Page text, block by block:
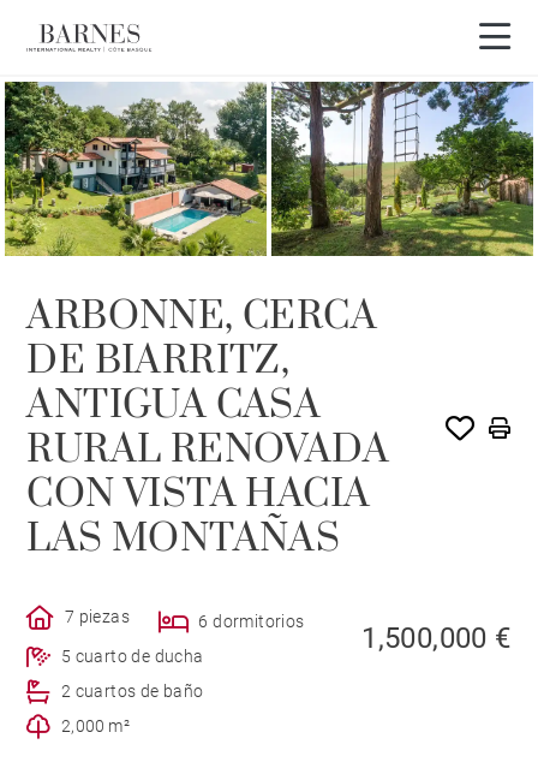
ARBONNE, CERCA
DE BIARRITZ,
ANTIGUA CASA
RURAL RENOVADA
CON VISTA HACIA
LAS MONTAÑAS
7 piezas
6 dormitorios
5 cuarto de ducha
2 cuartos de baño
2,000 m²
1,500,000 €